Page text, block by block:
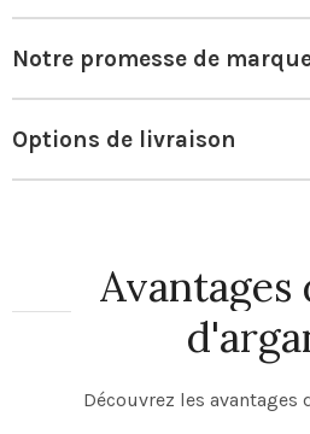
Notre promesse de
Options de livraison
Avantages
Découvrez les avantages